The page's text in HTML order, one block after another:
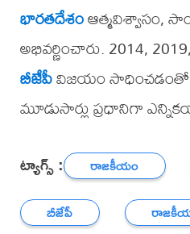
భారతదేశంఆత్మవిశ్వాసం,
అభివర్ణించారు. 2014,
బీజేపీవిజయం సాధించడంతో
మూడుసార్లు ప్రధానిగా
ట్యాగ్స్ : రాజకీయం
బీజేపీ